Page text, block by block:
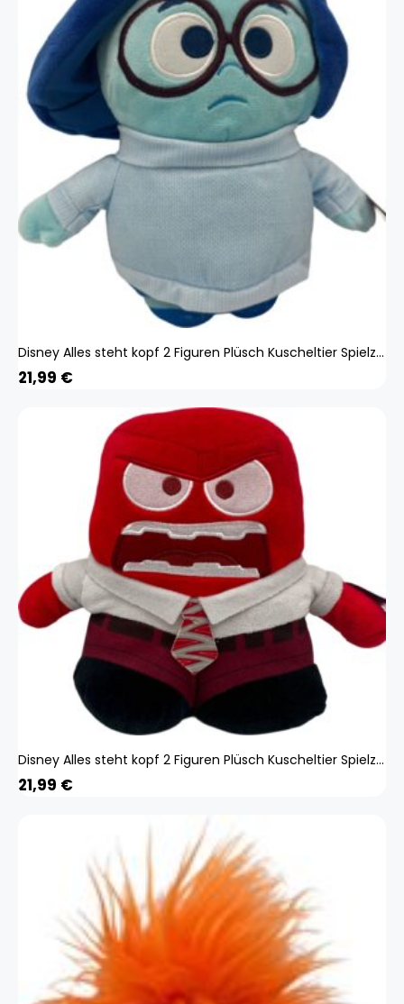
Disney Alles steht kopf 2 Figuren Plüsch Kuscheltier Spielzeug Spiel Plüschtier Kummer 65456465
21,99 €
Disney Alles steht kopf 2 Figuren Plüsch Kuscheltier Spielzeug Spiel Plüschtier Wut 65456465
21,99 €